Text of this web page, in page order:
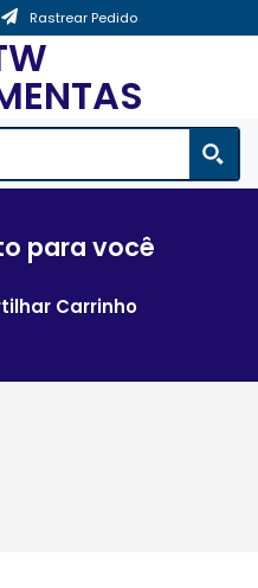
Rastrear Pedido
para você
Carrinho